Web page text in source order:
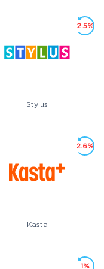
Stylus
2.5%
Kasta
2.6%
1%